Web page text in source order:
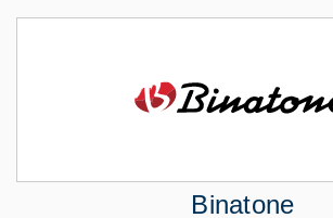
Binatone